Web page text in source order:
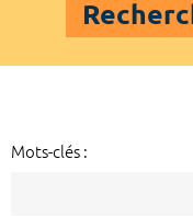
Mots-clés :